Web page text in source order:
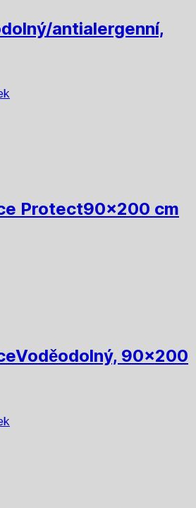
antialergenní,
Protect90x200 cm
Voděodolný, 90x200